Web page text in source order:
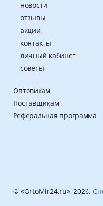
новости
отзывы
акции
контакты
личный кабинет
советы
Оптовикам
Поставщикам
Реферальная программа
© «OrtoMir24.ru», 2026.